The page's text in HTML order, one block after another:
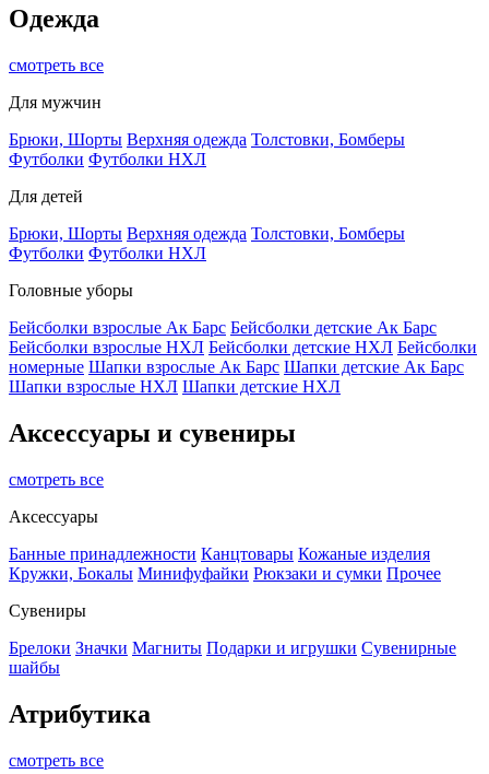
Одежда
смотреть все
Для мужчин
Брюки, Шорты Верхняя одежда Толстовки, Бомберы
Футболки Футболки НХЛ
Для детей
Брюки, Шорты Верхняя одежда Толстовки, Бомберы
Футболки Футболки НХЛ
Головные уборы
Бейсболки взрослые Ак Барс Бейсболки детские Ак Барс
Бейсболки взрослые НХЛ Бейсболки детские НХЛ Бейсболки
номерные Шапки взрослые Ак Барс Шапки детские Ак Барс
Шапки взрослые НХЛ Шапки детские НХЛ
Аксессуары и сувениры
смотреть все
Аксессуары
Банные принадлежности Канцтовары Кожаные изделия
Кружки, Бокалы Минифуфайки Рюкзаки и сумки Прочее
Сувениры
Брелоки Значки Магниты Подарки и игрушки Сувенирные
шайбы
Атрибутика
смотреть все